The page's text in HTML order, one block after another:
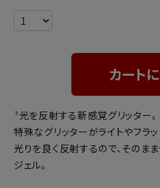
カート
〝光を反射する新感覚グリッター〟
特殊なグリッターがライトやフラ
光りを良く反射するので、そのま
ジェル。